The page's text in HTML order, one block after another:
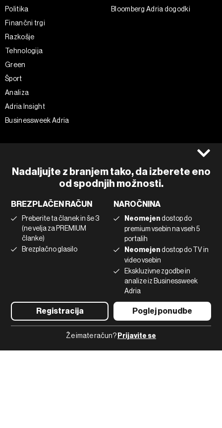
Nadaljujte z branjem tako, da izberete eno
od spodnjih možnosti.
BREZPLAČEN RAČUN
Preberite ta članek in še 3
(ne velja za PREMIUM
članke)
Brezplačno glasilo
Registracija
NAROČNINA
Neomejendostop do
premium vsebin na vseh 5
portalih
Neomejendostop do TV in
video vsebin
Ekskluzivne zgodbe in
analize iz Businessweek
Adria
Poglej ponudbe
Že imate račun? Prijavite se
Politika
Finančni trgi
Razkošje
Tehnologija
Green
Šport
Analiza
Adria Insight
Businessweek Adria
Bloomberg Adria dogodki
Piškotki
Marketing
Uporaba umetne inteligence
Instagram
Linkedin
Tiktok
©2022 - 2026 Bloomberg L.P. All Rights Reserved. BLOOMBERG and
the BLOOMBERG logo are registered trademarks and service marks of
Bloomberg Finance L.P. or its subsidiaries, displayed with permission
Bloomberg Adria is a Mtel Swiss SA Property
News CMS by Cubes